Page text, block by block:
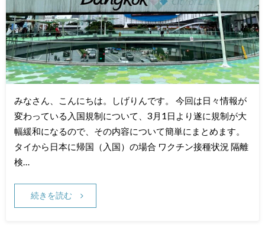
みなさん、こんにちは。しげりんです。 今回は日々情報が
変わっている入国規制について、3月1日より遂に規制が大
幅緩和になるので、その内容について簡単にまとめます。
タイから日本に帰国（入国）の場合 ワクチン接種状況 隔離
検…
続きを読む